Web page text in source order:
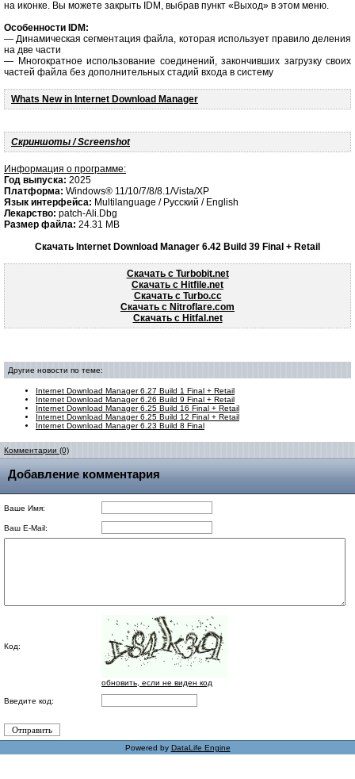
на иконке. Вы можете закрыть IDM, выбрав пункт «Выход» в этом меню.
Особенности IDM:
— Динамическая сегментация файла, которая использует правило деления
на две части
— Многократное использование соединений, закончивших загрузку своих
частей файла без дополнительных стадий входа в систему
Whats New in Internet Download Manager
Скриншоты / Screenshot
Информация о программе:
Год выпуска: 2025
Платформа: Windows® 11/10/7/8/8.1/Vista/XP
Язык интерфейса: Multilanguage / Русский / English
Лекарство: patch-Ali.Dbg
Размер файла: 24.31 MB
Скачать Internet Download Manager 6.42 Build 39 Final + Retail
Скачать с Turbobit.net
Скачать с Hitfile.net
Скачать с Turbo.cc
Скачать с Nitroflare.com
Скачать с Hitfal.net
Другие новости по теме:
Internet Download Manager 6.27 Build 1 Final + Retail
Internet Download Manager 6.26 Build 9 Final + Retail
Internet Download Manager 6.25 Build 16 Final + Retail
Internet Download Manager 6.25 Build 12 Final + Retail
Internet Download Manager 6.23 Build 8 Final
Комментарии (0)
Добавление комментария
Ваше Имя:
Ваш E-Mail:
Код:
обновить, если не виден код
Введите код:
Powered by DataLife Engine